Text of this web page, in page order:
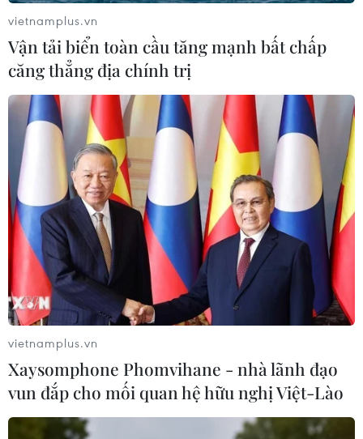
vietnamplus.vn
Vận tải biển toàn cầu tăng mạnh bất chấp
căng thẳng địa chính trị
vietnamplus.vn
Xaysomphone Phomvihane - nhà lãnh đạo
vun đắp cho mối quan hệ hữu nghị Việt-Lào